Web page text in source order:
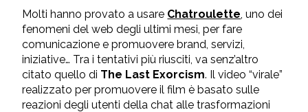
Molti hanno provato a usare Chatroulette, uno dei
fenomeni del web degli ultimi mesi, per fare
comunicazione e promuovere brand, servizi,
iniziative… Tra i tentativi più riusciti, va senz’altro
citato quello di The Last Exorcism. Il video “virale”
realizzato per promuovere il film è basato sulle
reazioni degli utenti della chat alle trasformazioni